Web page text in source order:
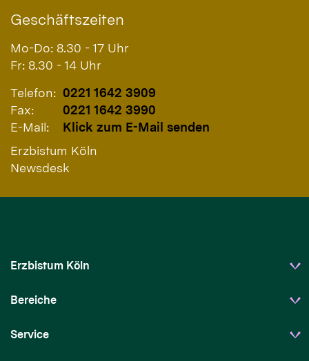
Geschäftszeiten
Mo-Do: 8.30 - 17 Uhr
Fr: 8.30 - 14 Uhr
Telefon: 0221 1642 3909
Fax:
0221 1642 3990
E-Mail:
Klick zum E-Mail senden
Erzbistum Köln
Newsdesk
Erzbistum Köln
Bereiche
Service